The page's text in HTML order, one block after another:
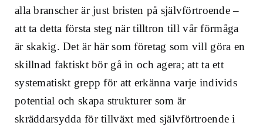
alla branscher är just bristen på självförtroende –
att ta detta första steg när tilltron till vår förmåga
är skakig. Det är här som företag som vill göra en
skillnad faktiskt bör gå in och agera; att ta ett
systematiskt grepp för att erkänna varje individs
potential och skapa strukturer som är
skräddarsydda för tillväxt med självförtroende i